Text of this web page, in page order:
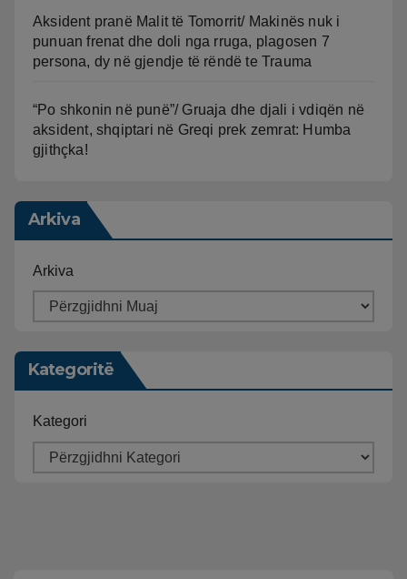
Aksident pranë Malit të Tomorrit/ Makinës nuk i
punuan frenat dhe doli nga rruga, plagosen 7
persona, dy në gjendje të rëndë te Trauma
“Po shkonin në punë”/ Gruaja dhe djali i vdiqën në
aksident, shqiptari në Greqi prek zemrat: Humba
gjithçka!
Arkiva
Arkiva
Kategoritë
Kategori